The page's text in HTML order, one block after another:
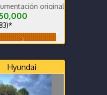
seguridad - un solo dueño
original Soy el segundo
Hyundai